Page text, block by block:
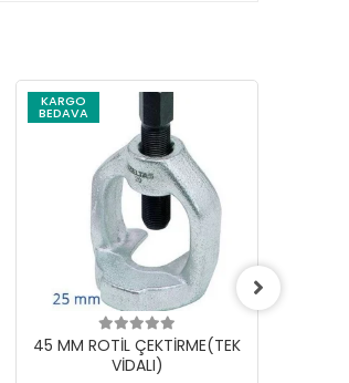
KARGO
BEDAVA
45 MM ROTİL ÇEKTİRME(TEK
VİDALI)